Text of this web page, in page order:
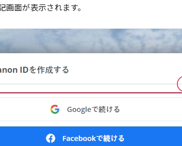
面が表示されます。